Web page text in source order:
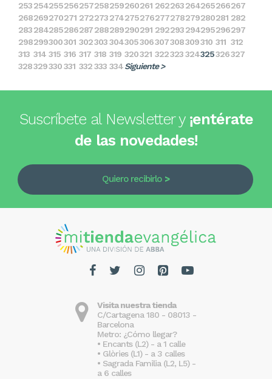
253254255256257258259260261 262263264265266267
268269270271 272273274275276277278279280281 282
283284285286287288289290291 292293294295296297
298299300301 302303304305306307308309310 311 312
313 314 315 316 317 318 319 320321 322323324325326327
328329330331 332333 334Siguiente >
Suscríbete al Newsletter y ¡entérate
de las novedades!
Quiero recibirlo
Visita nuestra tienda
C/Cartagena 180 - 08013 -
Barcelona
Metro: ¿Cómo llegar?
• Encants (L2) - a 1 calle
• Glòries (L1) - a 3 calles
• Sagrada Familia (L2, L5) -
a 6 calles